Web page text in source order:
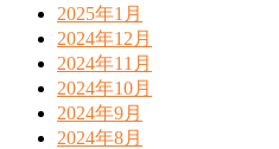
2025年1月
2024年12月
2024年11月
2024年10月
2024年9月
2024年8月